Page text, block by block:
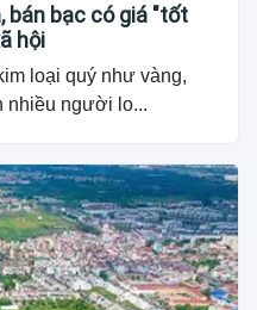
bán bạc có giá "tốt
hội
loại quý như vàng,
nhiều người lo...